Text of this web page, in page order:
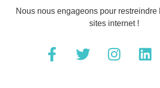
Nous nous engageons pour restreindre
sites internet !